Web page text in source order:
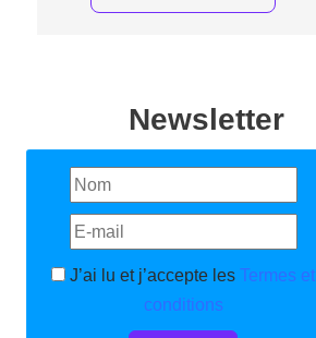
Newsletter
J’ai lu et j’accepte les Termes et
conditions